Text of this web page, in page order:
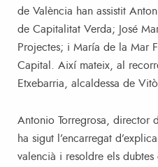
de València han assistit
de Capitalitat Verda; José
Projectes; i María de la Mar
Capital. Així mateix, al
Etxebarria, alcaldessa de
Antonio Torregrosa, director
ha sigut l’encarregat
valencià i resoldre els dubtes